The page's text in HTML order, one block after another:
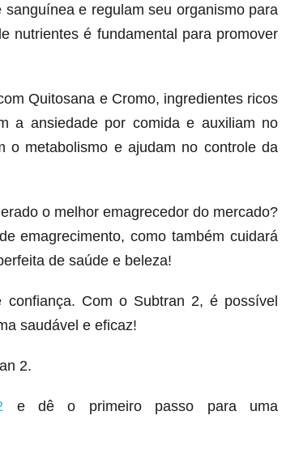
e regulam seu organismo para
nutrientes é fundamental para promover
Quitosana e Cromo, ingredientes ricos
a ansiedade por comida e auxiliam no
o metabolismo e ajudam no controle da
o melhor emagrecedor do mercado?
emagrecimento, como também cuidará
de saúde e beleza!
Com o Subtran 2, é possível
saudável e eficaz!
2.
e dê o primeiro passo para uma